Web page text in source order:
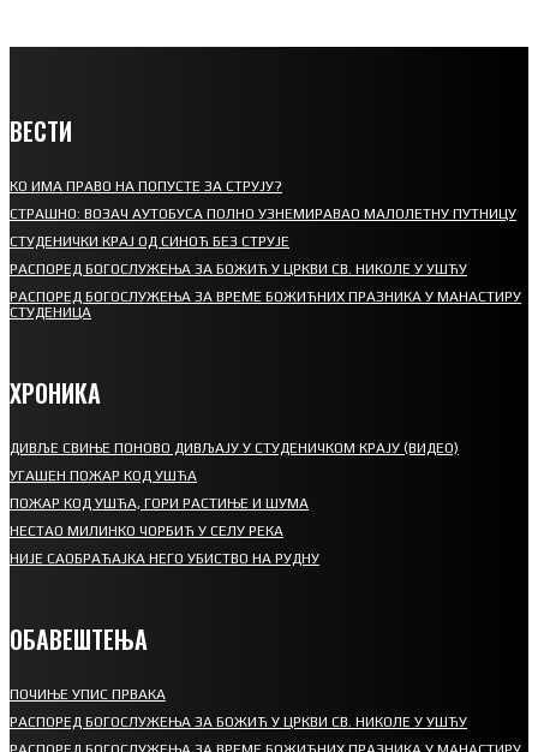
ВЕСТИ
КО ИМА ПРАВО НА ПОПУСТЕ ЗА СТРУЈУ?
СТРАШНО: ВОЗАЧ АУТОБУСА ПОЛНО УЗНЕМИРАВАО МАЛОЛЕТНУ ПУТНИЦУ
СТУДЕНИЧКИ КРАЈ ОД СИНОЋ БЕЗ СТРУЈЕ
РАСПОРЕД БОГОСЛУЖЕЊА ЗА БОЖИЋ У ЦРКВИ СВ. НИКОЛЕ У УШЋУ
РАСПОРЕД БОГОСЛУЖЕЊА ЗА ВРЕМЕ БОЖИЋНИХ ПРАЗНИКА У МАНАСТИРУ
СТУДЕНИЦА
ХРОНИКА
ДИВЉЕ СВИЊЕ ПОНОВО ДИВЉАЈУ У СТУДЕНИЧКОМ КРАЈУ (ВИДЕО)
УГАШЕН ПОЖАР КОД УШЋА
ПОЖАР КОД УШЋА, ГОРИ РАСТИЊЕ И ШУМА
НЕСТАО МИЛИНКО ЧОРБИЋ У СЕЛУ РЕКА
НИЈЕ САОБРАЋАЈКА НЕГО УБИСТВО НА РУДНУ
ОБАВЕШТЕЊА
ПОЧИЊЕ УПИС ПРВАКА
РАСПОРЕД БОГОСЛУЖЕЊА ЗА БОЖИЋ У ЦРКВИ СВ. НИКОЛЕ У УШЋУ